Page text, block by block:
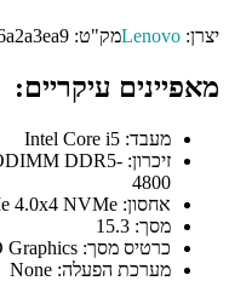
יצרן: Lenovoמק"ט:
מאפיינים עיקריים:
מעבד:
זיכרון: DDR5-
4800
אחסון:
מסך:
כרטיס מסך:
מערכת הפעלה: